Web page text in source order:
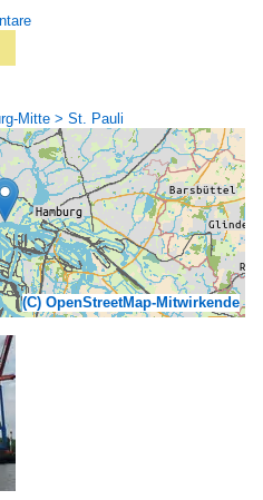
Mitte > St. Pauli
(C) OpenStreetMap-Mitwirkende